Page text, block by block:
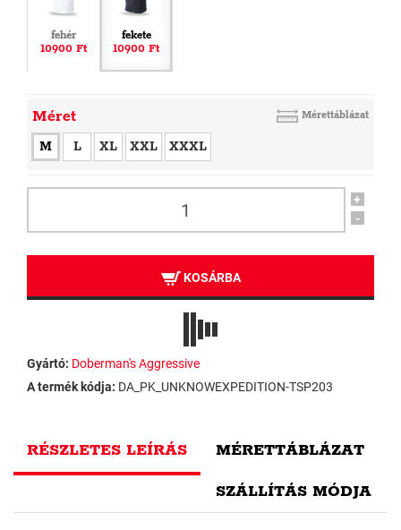
fehér
10900 Ft
fekete
10900 Ft
Méret Mérettáblázat
M L XL XXL XXXL
+
-
KOSÁRBA
Gyártó: Doberman's Aggressive
A termék kódja: DA_PK_UNKNOWEXPEDITION-TSP203
RÉSZLETES LEÍRÁS MÉRETTÁBLÁZAT
SZÁLLÍTÁS MÓDJA